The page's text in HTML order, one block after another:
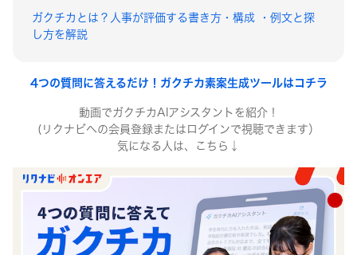
ガクチカとは？人事が評価する書き方・構成 ・例文と探
し方を解説
4つの質問に答えるだけ！ガクチカ素案生成ツールはコチラ
動画でガクチカAIアシスタントを紹介！
(リクナビへの会員登録またはログインで視聴できます）
気になる人は、こちら↓